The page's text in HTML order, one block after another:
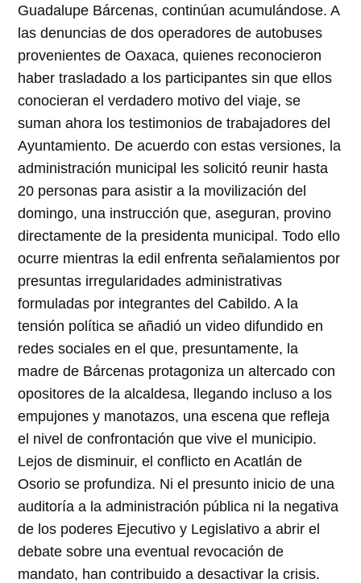
Guadalupe Bárcenas, continúan acumulándose. A
las denuncias de dos operadores de autobuses
provenientes de Oaxaca, quienes reconocieron
haber trasladado a los participantes sin que ellos
conocieran el verdadero motivo del viaje, se
suman ahora los testimonios de trabajadores del
Ayuntamiento. De acuerdo con estas versiones, la
administración municipal les solicitó reunir hasta
20 personas para asistir a la movilización del
domingo, una instrucción que, aseguran, provino
directamente de la presidenta municipal. Todo ello
ocurre mientras la edil enfrenta señalamientos por
presuntas irregularidades administrativas
formuladas por integrantes del Cabildo. A la
tensión política se añadió un video difundido en
redes sociales en el que, presuntamente, la
madre de Bárcenas protagoniza un altercado con
opositores de la alcaldesa, llegando incluso a los
empujones y manotazos, una escena que refleja
el nivel de confrontación que vive el municipio.
Lejos de disminuir, el conflicto en Acatlán de
Osorio se profundiza. Ni el presunto inicio de una
auditoría a la administración pública ni la negativa
de los poderes Ejecutivo y Legislativo a abrir el
debate sobre una eventual revocación de
mandato, han contribuido a desactivar la crisis.